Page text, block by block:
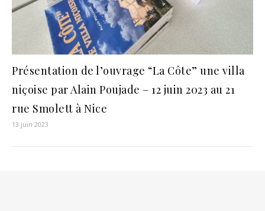
Présentation de l’ouvrage “La Côte” une villa
niçoise par Alain Poujade – 12 juin 2023 au 21
rue Smolett à Nice
13 juin 2023